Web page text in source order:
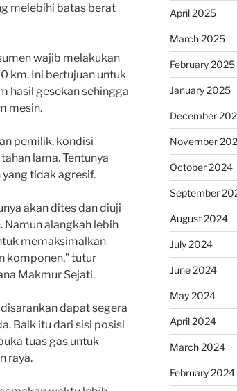
melebihi batas berat
wajib melakukan
km. Ini bertujuan untuk
hasil gesekan sehingga
mesin.
pemilik, kondisi
lama. Tentunya
tidak agresif.
akan dites dan diuji
Namun alangkah lebih
memaksimalkan
komponen,” tutur
Makmur Sejati.
dapat segera
Baik itu dari sisi posisi
tuas gas untuk
raya.
April 2025
March 2025
February 2025
January 2025
December
November
October 2024
September
August 2024
July 2024
June 2024
May 2024
April 2024
March 2024
February 2024